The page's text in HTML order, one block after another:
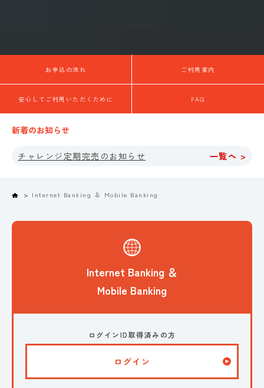
お申込の流れ ご利用案内
安心してご利用いただくために FAQ
新着のお知らせ
チャレンジ定期完売のお知らせ 一覧へ >
HomeInternet Banking ＆ Mobile Banking
Internet Banking ＆
Mobile Banking
ログインID取得済みの方
ログイン